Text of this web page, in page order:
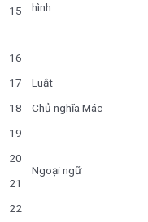
hình
15
16
17
Luật
18
Chủ nghĩa Mác
19
Ngoại ngữ
20
21
22